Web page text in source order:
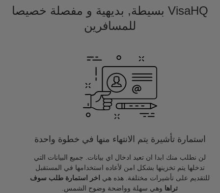
VisaHQ بسيطة, بديهية و مفصلة خصيصا
للمسافرين
استمارة تأشيرة يتم الانتهاء منها في خطوة واحدة
لن نطلب منك ابدا ان تعيد ادخال اي بيانات. جميع البيانات التي
تدخلها يتم تخزينها بشكل امن لأعاده استخدامها في المستقبل
للتقديم على تأشيرات مختلفة. هذه هي
اخر استمارة طلب سوف
تراها وهي سهلة وواضحة وضوح الشمس.